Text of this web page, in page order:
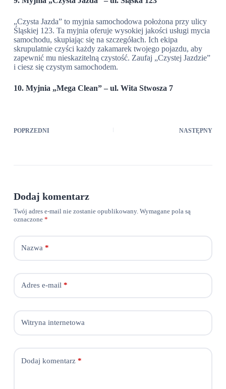
„Czysta Jazda” to myjnia samochodowa położona przy ulicy
Śląskiej 123. Ta myjnia oferuje wysokiej jakości usługi mycia
samochodu, skupiając się na szczegółach. Ich ekipa
skrupulatnie czyści każdy zakamarek twojego pojazdu, aby
zapewnić mu nieskazitelną czystość. Zaufaj „Czystej Jazdzie”
i ciesz się czystym samochodem.
10. Myjnia „Mega Clean” – ul. Wita Stwosza 7
POPRZEDNI NASTĘPNY
Dodaj komentarz
Twój adres e-mail nie zostanie opublikowany. Wymagane pola są
oznaczone *
Nazwa*
Adres e-mail*
Witryna internetowa
Dodaj komentarz*